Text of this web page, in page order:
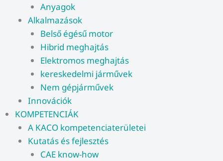
Anyagok
Alkalmazások
Belső égésű motor
Hibrid meghajtás
Elektromos meghajtás
kereskedelmi járművek
Nem gépjárművek
Innovációk
KOMPETENCIÁK
A KACO kompetenciaterületei
Kutatás és fejlesztés
CAE know-how